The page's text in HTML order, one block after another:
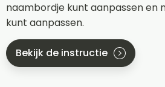
naambordje kunt aanpassen en
kunt aanpassen.
Bekijk de instructie